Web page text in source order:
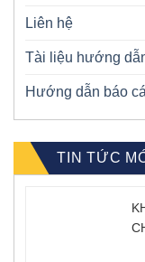
Liên hệ
Tài liệu hướng
Hướng dẫn báo
TIN TỨC